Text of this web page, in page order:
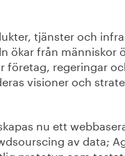
tjänster och
ökar från människor
företag, regeringar
visioner och
nu ett
av data;